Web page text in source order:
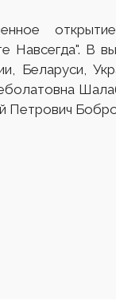
Навсегда". В
Беларуси,
Петрович